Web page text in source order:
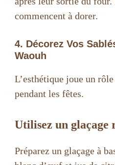
commencent à dorer.
4. Décorez Vos
Waouh
L’esthétique joue un
pendant les fêtes.
Utilisez un glaçage
Préparez un glaçage à